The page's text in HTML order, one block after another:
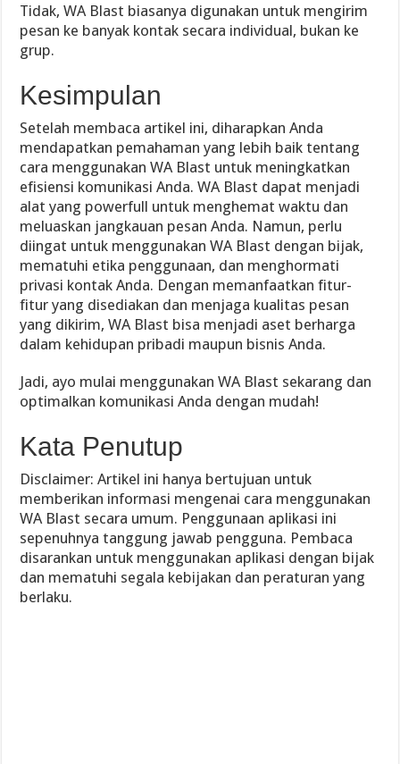
Tidak, WA Blast biasanya digunakan untuk mengirim
pesan ke banyak kontak secara individual, bukan ke
grup.
Kesimpulan
Setelah membaca artikel ini, diharapkan Anda
mendapatkan pemahaman yang lebih baik tentang
cara menggunakan WA Blast untuk meningkatkan
efisiensi komunikasi Anda. WA Blast dapat menjadi
alat yang powerfull untuk menghemat waktu dan
meluaskan jangkauan pesan Anda. Namun, perlu
diingat untuk menggunakan WA Blast dengan bijak,
mematuhi etika penggunaan, dan menghormati
privasi kontak Anda. Dengan memanfaatkan fitur-
fitur yang disediakan dan menjaga kualitas pesan
yang dikirim, WA Blast bisa menjadi aset berharga
dalam kehidupan pribadi maupun bisnis Anda.
Jadi, ayo mulai menggunakan WA Blast sekarang dan
optimalkan komunikasi Anda dengan mudah!
Kata Penutup
Disclaimer: Artikel ini hanya bertujuan untuk
memberikan informasi mengenai cara menggunakan
WA Blast secara umum. Penggunaan aplikasi ini
sepenuhnya tanggung jawab pengguna. Pembaca
disarankan untuk menggunakan aplikasi dengan bijak
dan mematuhi segala kebijakan dan peraturan yang
berlaku.